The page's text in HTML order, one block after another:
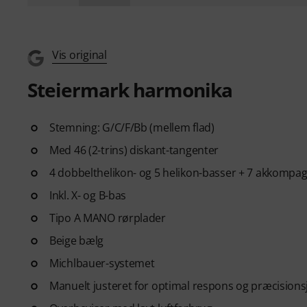
Vis original
Steiermark harmonika
Stemning: G/C/F/Bb (mellem flad)
Med 46 (2-trins) diskant-tangenter
4 dobbelthelikon- og 5 helikon-basser + 7
Inkl. X- og B-bas
Tipo A MANO rørplader
Beige bælg
Michlbauer-systemet
Manuelt justeret for optimal respons og